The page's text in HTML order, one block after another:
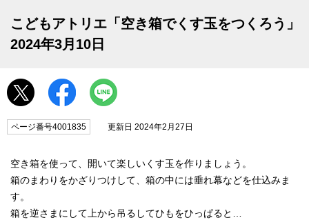
こどもアトリエ「空き箱でくす玉をつくろう」
2024年3月10日
ページ番号4001835 更新日 2024年2月27日
空き箱を使って、開いて楽しいくす玉を作りましょう。
箱のまわりをかざりつけして、箱の中には垂れ幕などを仕込みま
す。
箱を逆さまにして上から吊るしてひもをひっぱると…